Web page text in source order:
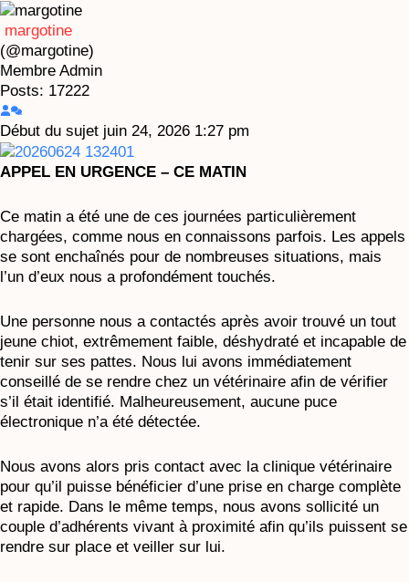
margotine
(@margotine)
Membre Admin
Posts: 17222
Début du sujet juin 24, 2026 1:27 pm
APPEL EN URGENCE – CE MATIN
Ce matin a été une de ces journées particulièrement
chargées, comme nous en connaissons parfois. Les appels
se sont enchaînés pour de nombreuses situations, mais
l’un d’eux nous a profondément touchés.
Une personne nous a contactés après avoir trouvé un tout
jeune chiot, extrêmement faible, déshydraté et incapable de
tenir sur ses pattes. Nous lui avons immédiatement
conseillé de se rendre chez un vétérinaire afin de vérifier
s’il était identifié. Malheureusement, aucune puce
électronique n’a été détectée.
Nous avons alors pris contact avec la clinique vétérinaire
pour qu’il puisse bénéficier d’une prise en charge complète
et rapide. Dans le même temps, nous avons sollicité un
couple d’adhérents vivant à proximité afin qu’ils puissent se
rendre sur place et veiller sur lui.